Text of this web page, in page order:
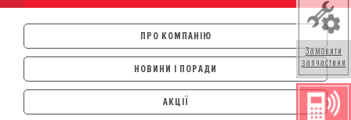
ПРО КОМПАНІЮ
НОВИНИ І ПОРАДИ
АКЦІЇ
Замовити
запчастини